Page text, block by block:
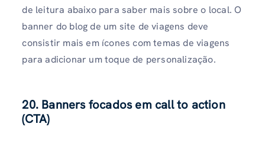
de leitura abaixo para saber mais sobre o local. O
banner do blog de um site de viagens deve
consistir mais em ícones com temas de viagens
para adicionar um toque de personalização.
20. Banners focados em call to action
(CTA)